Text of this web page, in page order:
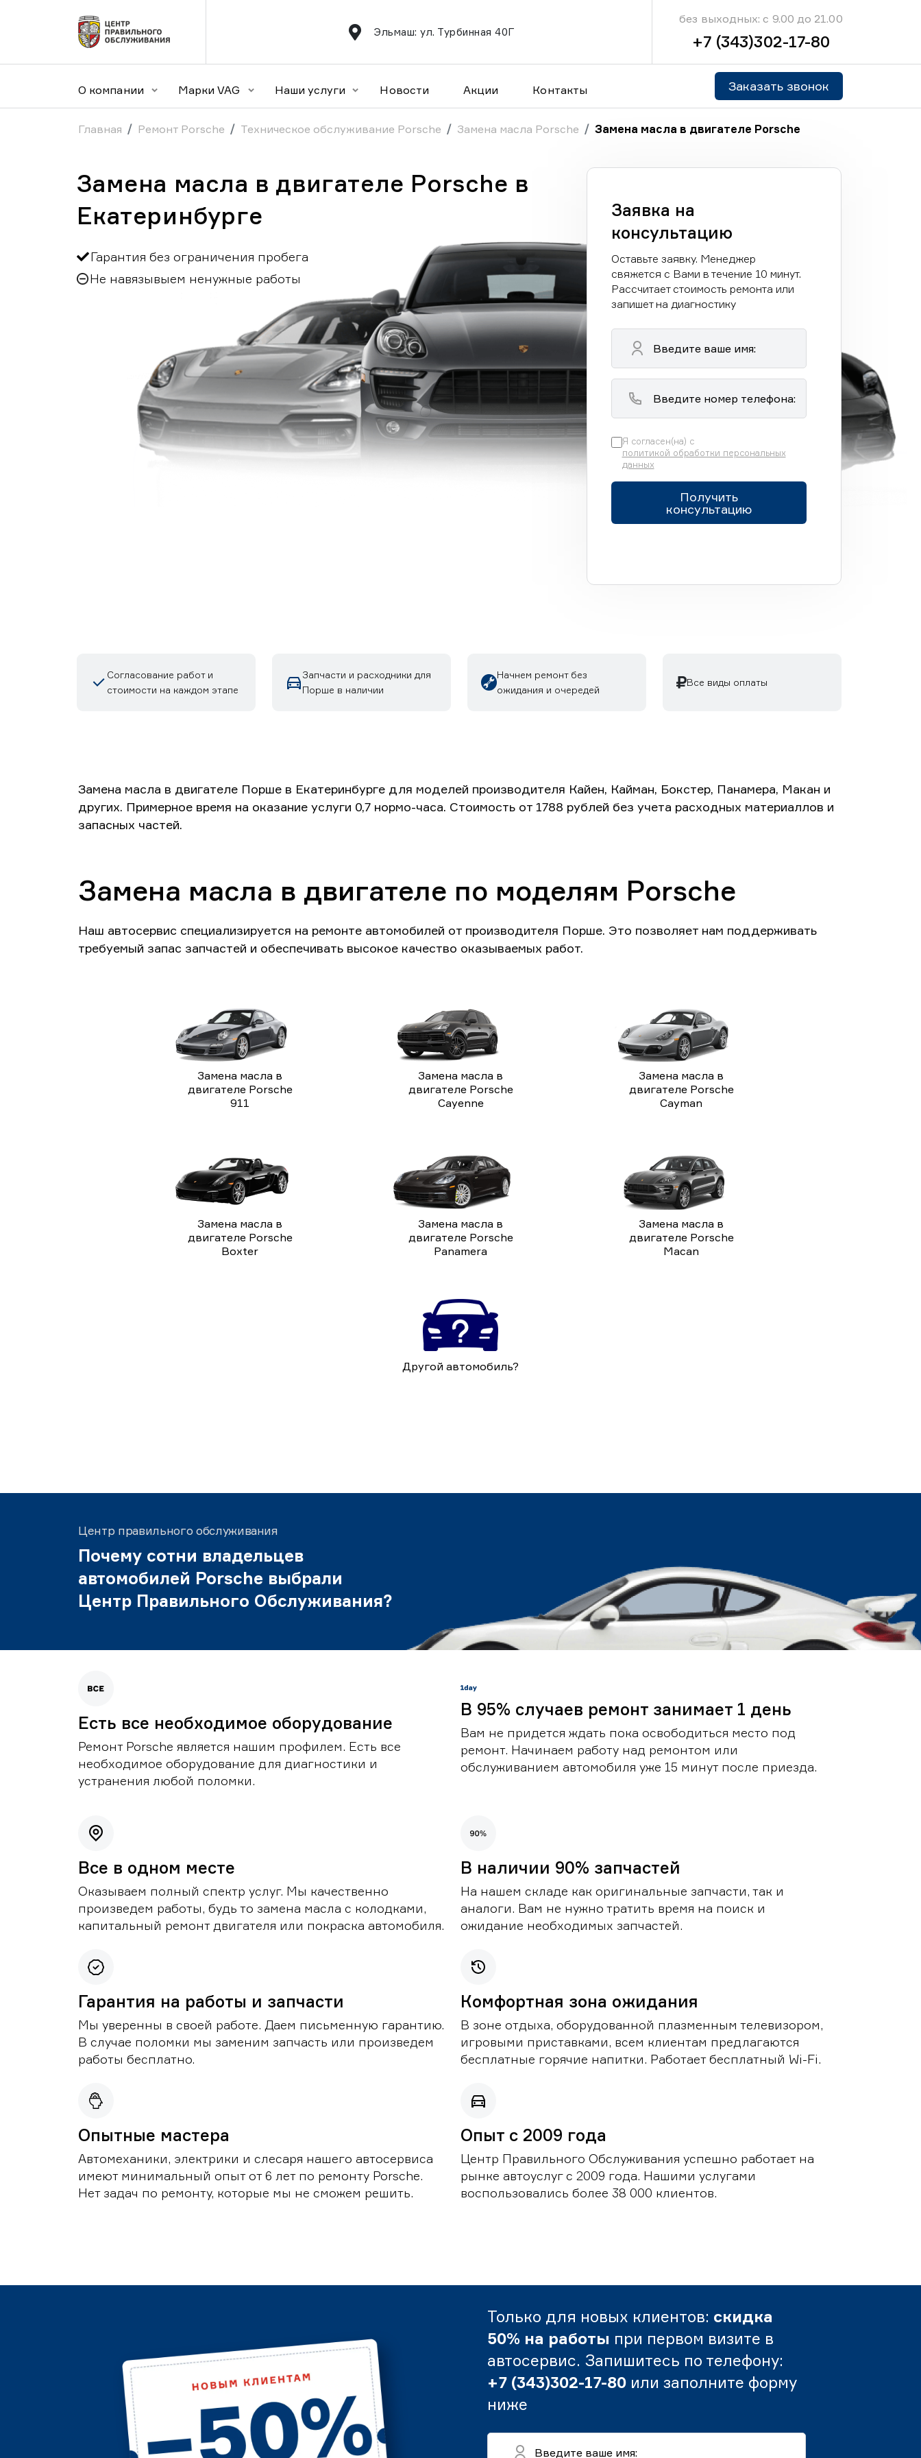
Эльмаш: ул. Турбинная 40Г
без выходных: с 9.00 до 21.00
+7 (343)302-17-80
О компании Марки VAG Наши услуги Новости Акции Контакты Заказать звонок
Главная Ремонт Porsche Техническое обслуживание Porsche Замена масла Porsche Замена масла в двигателе Porsche
Замена масла в двигателе Porsche в
Екатеринбурге
Гарантия без ограничения пробега
Не навязывыем ненужные работы
Заявка на
консультацию
Оставьте заявку. Менеджер
свяжется с Вами в течение 10 минут.
Рассчитает стоимость ремонта или
запишет на диагностику
Я согласен(на) с
политикой обработки персональных
данных
Получить
консультацию
Согласование работ и
стоимости на каждом этапе
Запчасти и расходники для
Порше в наличии
Начнем ремонт без
ожидания и очередей
Все виды оплаты
Замена масла в двигателе Порше в Екатеринбурге для моделей производителя Кайен, Кайман, Бокстер, Панамера, Макан и
других. Примерное время на оказание услуги 0,7 нормо-часа. Стоимость от 1788 рублей без учета расходных материаллов и
запасных частей.
Замена масла в двигателе по моделям Porsche
Наш автосервис специализируется на ремонте автомобилей от производителя Порше. Это позволяет нам поддерживать
требуемый запас запчастей и обеспечивать высокое качество оказываемых работ.
Замена масла в
двигателе Porsche
911
Замена масла в
двигателе Porsche
Cayenne
Замена масла в
двигателе Porsche
Cayman
Замена масла в
двигателе Porsche
Boxter
Замена масла в
двигателе Porsche
Panamera
Замена масла в
двигателе Porsche
Macan
Другой автомобиль?
Центр правильного обслуживания
Почему сотни владельцев
автомобилей Porsche выбрали
Центр Правильного Обслуживания?
Есть все необходимое оборудование
Ремонт Porsche является нашим профилем. Есть все
необходимое оборудование для диагностики и
устранения любой поломки.
В 95% случаев ремонт занимает 1 день
Вам не придется ждать пока освободиться место под
ремонт. Начинаем работу над ремонтом или
обслуживанием автомобиля уже 15 минут после приезда.
Все в одном месте
Оказываем полный спектр услуг. Мы качественно
произведем работы, будь то замена масла с колодками,
капитальный ремонт двигателя или покраска автомобиля.
В наличии 90% запчастей
На нашем складе как оригинальные запчасти, так и
аналоги. Вам не нужно тратить время на поиск и
ожидание необходимых запчастей.
Гарантия на работы и запчасти
Мы уверенны в своей работе. Даем письменную гарантию.
В случае поломки мы заменим запчасть или произведем
работы бесплатно.
Комфортная зона ожидания
В зоне отдыха, оборудованной плазменным телевизором,
игровыми приставками, всем клиентам предлагаются
бесплатные горячие напитки. Работает бесплатный Wi-Fi.
Опытные мастера
Автомеханики, электрики и слесаря нашего автосервиса
имеют минимальный опыт от 6 лет по ремонту Porsche.
Нет задач по ремонту, которые мы не сможем решить.
Опыт с 2009 года
Центр Правильного Обслуживания успешно работает на
рынке автоуслуг с 2009 года. Нашими услугами
воспользовались более 38 000 клиентов.
Только для новых клиентов: скидка
50% на работы при первом визите в
автосервис. Запишитесь по телефону:
+7 (343)302-17-80 или заполните форму
ниже